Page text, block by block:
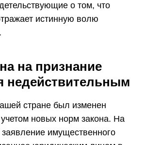
о том, что
истинную волю
на признание
недействительным
стране был изменен
новых норм закона. На
имущественного